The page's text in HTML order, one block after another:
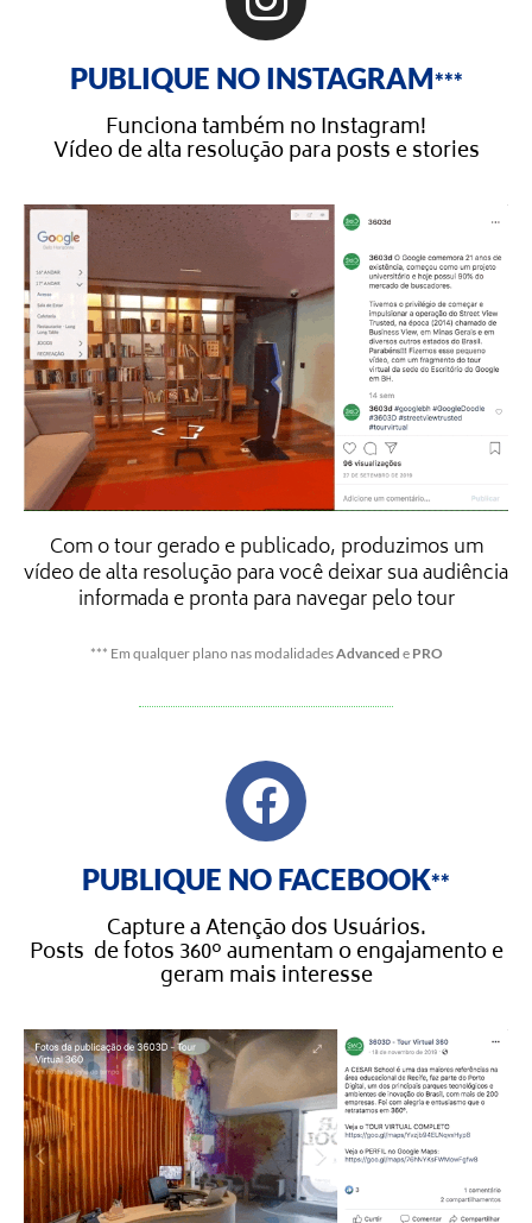
PUBLIQUE NO INSTAGRAM***
Funciona também no Instagram!
Vídeo de alta resolução para posts e stories
Com o tour gerado e publicado, produzimos um
vídeo de alta resolução para você deixar sua audiência
informada e pronta para navegar pelo tour
*** Em qualquer plano nas modalidadesAdvanced e PRO
PUBLIQUE NO FACEBOOK**
Capture a Atenção dos Usuários.
Posts de fotos 360º aumentam o engajamento e
geram mais interesse